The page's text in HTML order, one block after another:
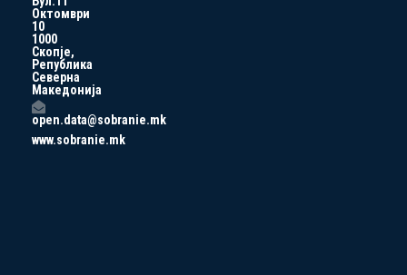
Октомври
10
1000
Скопје,
Република
Северна
Македонија
open.data@sobranie.mk
www.sobranie.mk